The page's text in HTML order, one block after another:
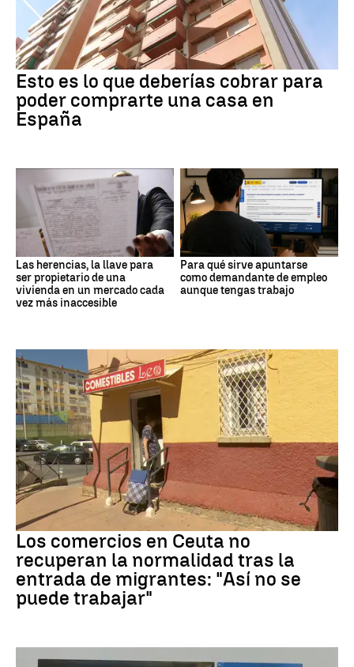
Esto es lo que deberías cobrar para
poder comprarte una casa en
España
Las herencias, la llave para
ser propietario de una
vivienda en un mercado cada
vez más inaccesible
Para qué sirve apuntarse
como demandante de empleo
aunque tengas trabajo
Crisis migrantes
Los comercios en Ceuta no
recuperan la normalidad tras la
entrada de migrantes: "Así no se
puede trabajar"